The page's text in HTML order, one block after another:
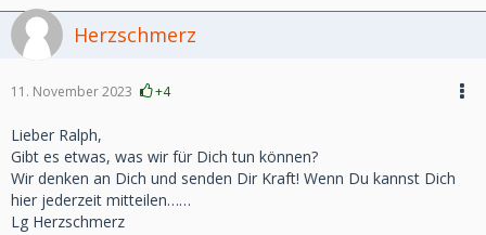
Herzschmerz
11. November 2023 +4
Lieber Ralph,
Gibt es etwas, was wir für Dich tun können?
Wir denken an Dich und senden Dir Kraft! Wenn Du kannst Dich
hier jederzeit mitteilen……
Lg Herzschmerz